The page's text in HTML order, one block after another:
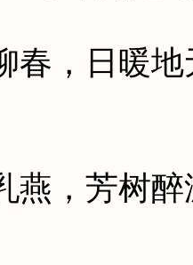
，日暖地
，芳树醉